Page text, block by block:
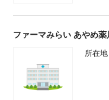
ファーマみらい あやめ薬
所在地